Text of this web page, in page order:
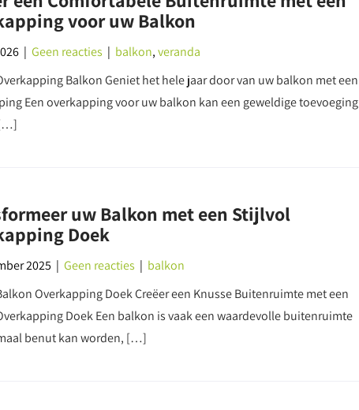
voor uw Balkon
| Geen reacties | balkon,veranda
Balkon Geniet het hele jaar door van uw balkon met een
Een overkapping voor uw balkon kan een geweldige toevoeging
uw Balkon met een Stijlvol
Doek
2025 | Geen reacties | balkon
Overkapping Doek Creëer een Knusse Buitenruimte met een
Doek Een balkon is vaak een waardevolle buitenruimte
benut kan worden, […]